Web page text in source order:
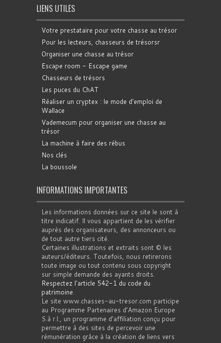
LIENS UTILES
Votre prestataire pour votre chasse au trésor
Pour les lecteurs, chasseurs de trésorsr
Organiser une chasse au trésor
Escape room - Escape game
Chasseurs de trésors
Les puces du ChAT
Réaliser un cryptex : le mode d'emploi de
Wallace
Vademecum pour organiser une chasse au
trésor
La machine à faire des rébus
Nos clés
La boussole
INFORMATIONS IMPORTANTES
Les informations données sur ce site le sont à
titre indicatif. Il vous appartient de les vérifier
auprès des organisateurs, des annonceurs ou
de tout autre tiers cité.
Certaines illustrations et extraits sont © les
auteurs/éditeurs. Toutefois, nous retirerons
toute image ou tout contenu sous copyright
sur simple demande des ayants droits.
Respectez l'article 542-1 du code du
patrimoine.
Le site www.chasses-au-tresor.com participe
au Programme Partenaires d’Amazon Europe
S.à r.l., un programme d’affiliation conçu pour
permettre à des sites de percevoir une
rémunération grâce à la création de liens vers